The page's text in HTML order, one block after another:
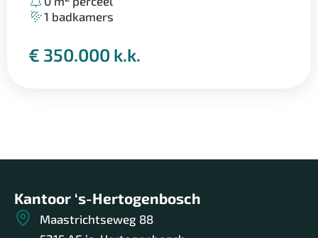
1 badkamers
€ 350.000 k.k.
Kantoor ‘s-Hertogenbosch
Maastrichtseweg 88